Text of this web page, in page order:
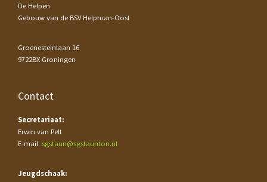
De Helpen
Gebouw van de BSV Helpman-Oost
Groenesteinlaan 16
9722BX Groningen
Contact
Secretariaat:
Erwin van Pelt
E-mail: sgstaun@sgstaunton.nl
Jeugdschaak: